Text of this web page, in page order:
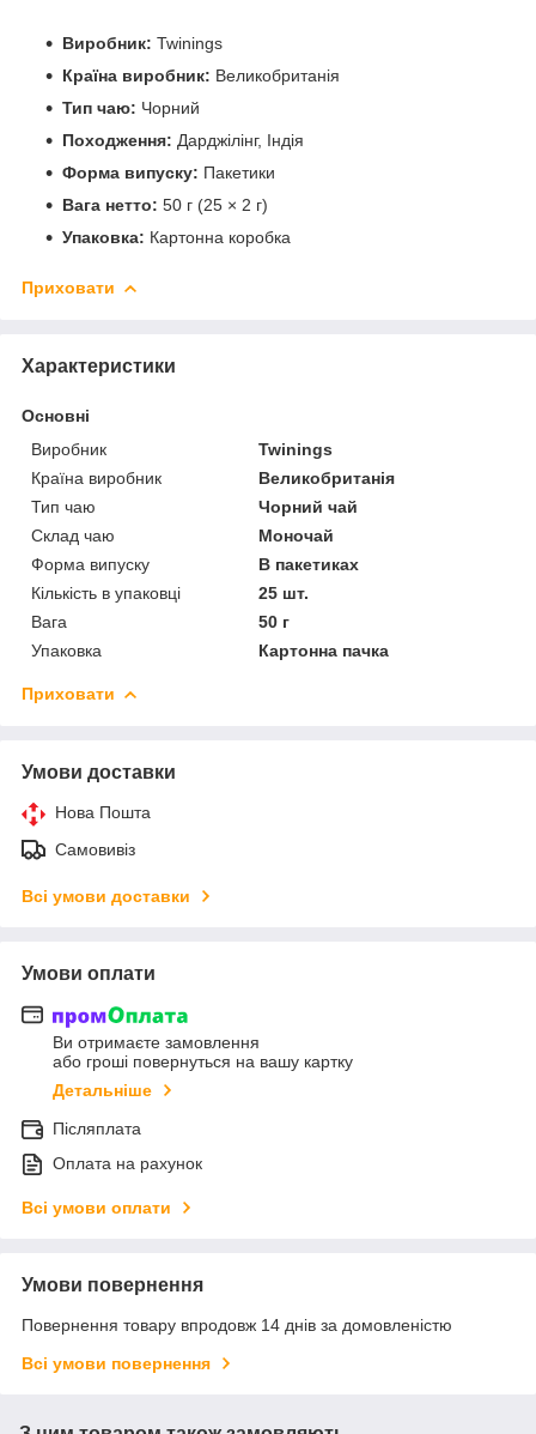
Виробник: Twinings
Країна виробник: Великобританія
Тип чаю: Чорний
Походження: Дарджілінг, Індія
Форма випуску: Пакетики
Вага нетто: 50 г (25 × 2 г)
Упаковка: Картонна коробка
Приховати
Характеристики
Основні
Виробник
Twinings
Країна виробник
Великобританія
Тип чаю
Чорний чай
Склад чаю
Моночай
Форма випуску
В пакетиках
Кількість в упаковці
25 шт.
Вага
50 г
Упаковка
Картонна пачка
Приховати
Умови доставки
Нова Пошта
Самовивіз
Всі умови доставки
Умови оплати
Ви отримаєте замовлення
або гроші повернуться на вашу картку
Детальніше
Післяплата
Оплата на рахунок
Всі умови оплати
Умови повернення
Повернення товару впродовж 14 днів за домовленістю
Всі умови повернення